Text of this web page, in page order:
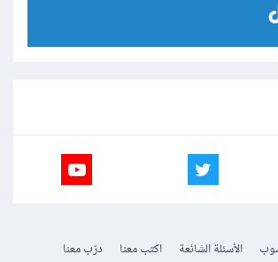
الأسئلة الشائعة اكتب معنا
درّب معنا